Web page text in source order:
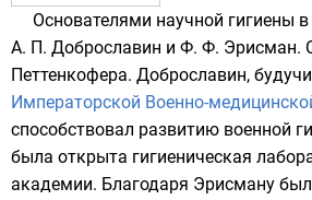
Основателями научной гигиены
А. П. Доброславин и Ф. Ф. Эрисман.
Петтенкофера. Доброславин,
Императорской Военно-
способствовал развитию военной
была открыта гигиеническая
академии. Благодаря Эрисману